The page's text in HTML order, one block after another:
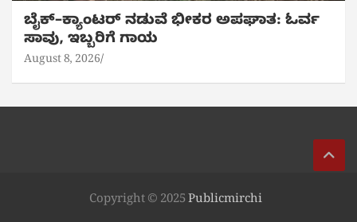
ಬೈಕ್‌–ಕ್ಯಾಂಟರ್ ನಡುವೆ ಭೀಕರ ಅಪಘಾತ: ಓರ್ವ
ಸಾವು, ಇಬ್ಬರಿಗೆ ಗಾಯ
August 8, 2026
Copyright © 2025Publicmirchi